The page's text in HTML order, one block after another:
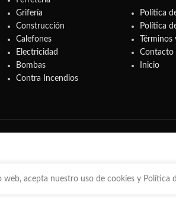
Grifería
Construcción
Calefones
Electricidad
Bombas
Contra Incendios
Política
Política
Contacto
Inicio
acepta nuestro uso de cookies y Política